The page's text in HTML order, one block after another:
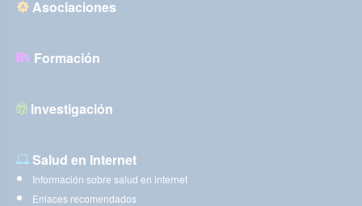
Asociaciones
Formación
Investigación
Salud en Internet
Información sobre salud en internet
Enlaces recomendados